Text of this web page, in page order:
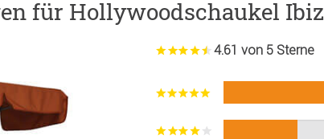
für Hollywoodschaukel
4.61 von 5 Sterne